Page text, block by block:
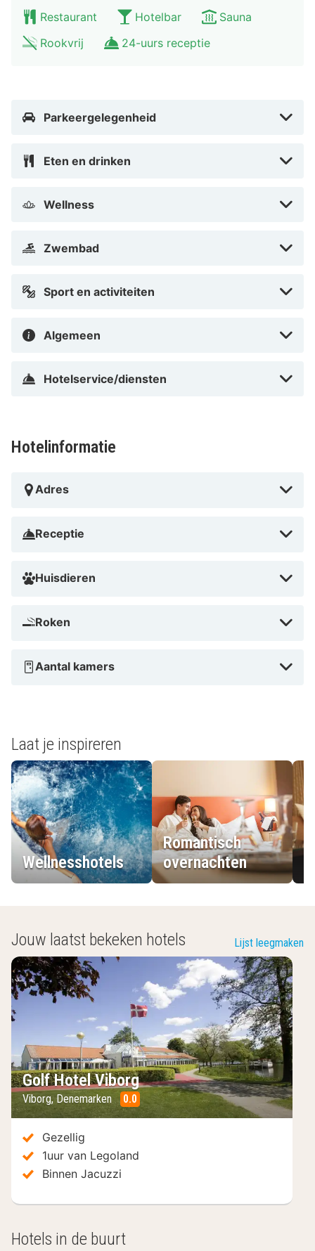
Restaurant
Hotelbar
Sauna
Rookvrij
24-uurs receptie
Parkeergelegenheid
Eten en drinken
Wellness
Zwembad
Sport en activiteiten
Algemeen
Hotelservice/diensten
Hotelinformatie
Adres
Receptie
Huisdieren
Roken
Aantal kamers
Laat je inspireren
Wellnesshotels
Romantisch
overnachten
Jouw laatst bekeken hotels Lijst leegmaken
Golf Hotel Viborg
Viborg, Denemarken 0.0
/10
Gezellig
1uur van Legoland
Binnen Jacuzzi
Hotels in de buurt